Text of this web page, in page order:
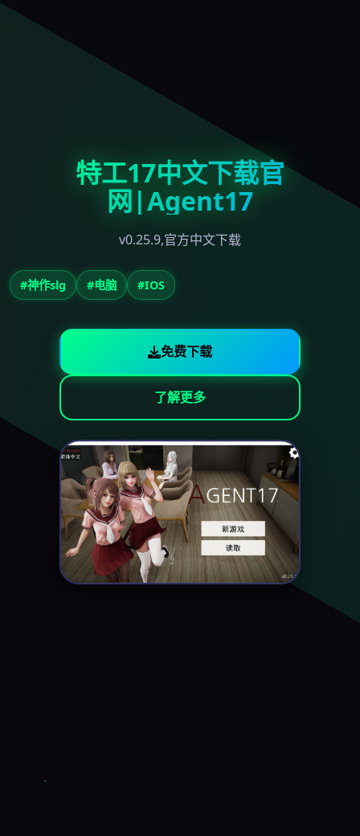
特工17中文下载官
网|Agent17
v0.25.9,官方中文下载
#神作slg #电脑 #IOS
免费下载
了解更多